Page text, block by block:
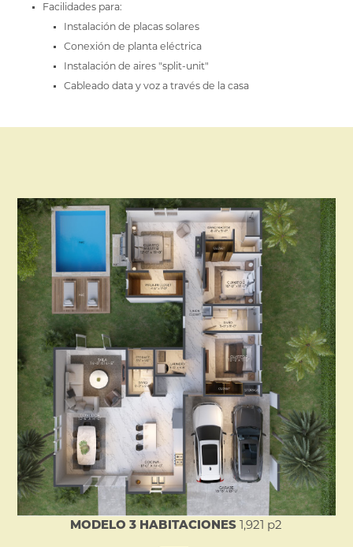
Facilidades para:
Instalación de placas solares
Conexión de planta eléctrica
Instalación de aires "split-unit"
Cableado data y voz a través de la casa
MODELO 3 HABITACIONES 1,921 p2